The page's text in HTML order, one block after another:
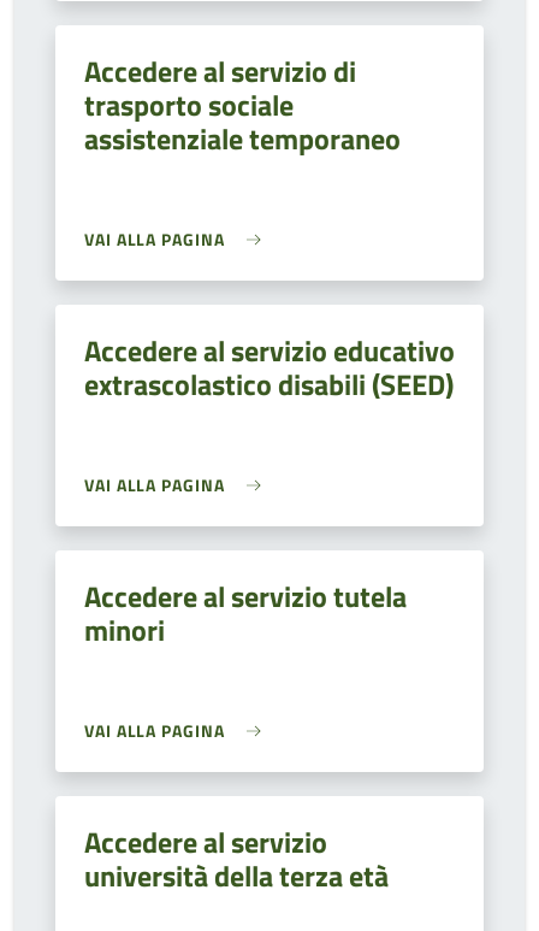
Accedere al servizio di
trasporto sociale
assistenziale temporaneo
VAI ALLA PAGINA
Accedere al servizio educativo
extrascolastico disabili (SEED)
VAI ALLA PAGINA
Accedere al servizio tutela
minori
VAI ALLA PAGINA
Accedere al servizio
università della terza età